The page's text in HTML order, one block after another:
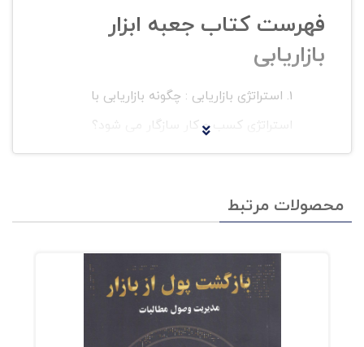
فهرست کتاب جعبه ابزار
بازاریابی
استراتژی بازاریابی : چگونه بازاریابی با
استراتژی کسب و کار سازگار می شود؟
تدوین برنامه بازاریابی : نگاه کلی
سفارشی سازی بازار : تقسیم بندی، هدف
تجزیه و تحلیل رقبا : شناسایی رقبا
ساخت نام و نشان تجاری : متمایز سازی
ارزش مشتریان
محصولات مرتبط